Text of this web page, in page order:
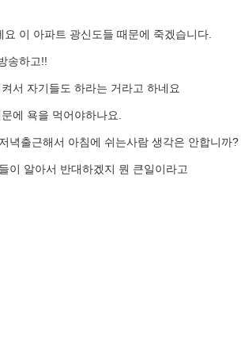
이 아파트 광신도들 때문에 죽겠습니다.
송하고!!
서 자기들도 하라는 거라고 하네요
에 욕을 먹어야하나요.
녁출근해서 아침에 쉬는사람 생각은 안합니까?
이 알아서 반대하겠지 뭔 큰일이라고